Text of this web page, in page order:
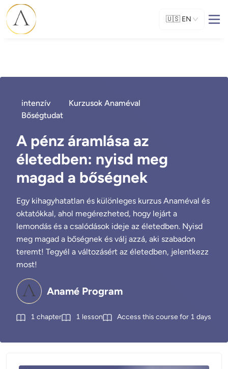
🇺🇸 EN
intenzív
Kurzusok Anaméval
Bőségtudat
A pénz áramlása az
életedben: nyisd meg
magad a bőségnek
Egy kihagyhatatlan és különleges kurzus Anaméval és
oktatókkal, ahol megérezheted, hogy lejárt a
lemondás és a csalódások ideje az életedben. Nyisd
meg magad a bőségnek és válj azzá, aki szabadon
teremt! Tegyél a változásért az életedben, jelentkezz
most!
Anamé Program
1 chapter 1 lesson Access this course for 1 days